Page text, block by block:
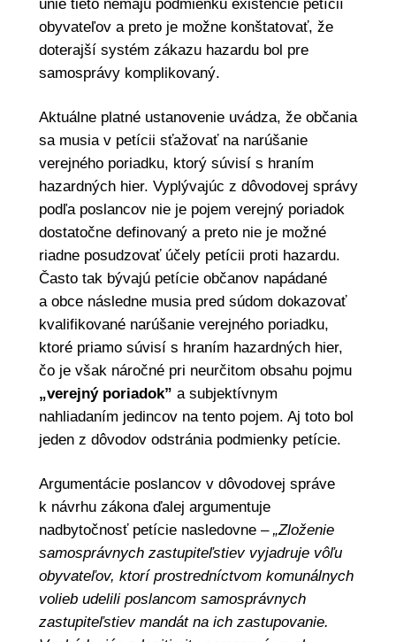
únie tieto nemajú podmienku existencie petícií
obyvateľov a preto je možne konštatovať, že
doterajší systém zákazu hazardu bol pre
samosprávy komplikovaný.
Aktuálne platné ustanovenie uvádza, že občania
sa musia v petícii sťažovať na narúšanie
verejného poriadku, ktorý súvisí s hraním
hazardných hier. Vyplývajúc z dôvodovej správy
podľa poslancov nie je pojem verejný poriadok
dostatočne definovaný a preto nie je možné
riadne posudzovať účely petícii proti hazardu.
Často tak bývajú petície občanov napádané
a obce následne musia pred súdom dokazovať
kvalifikované narúšanie verejného poriadku,
ktoré priamo súvisí s hraním hazardných hier,
čo je však náročné pri neurčitom obsahu pojmu
„verejný poriadok” a subjektívnym
nahliadaním jedincov na tento pojem. Aj toto bol
jeden z dôvodov odstránia podmienky petície.
Argumentácie poslancov v dôvodovej správe
k návrhu zákona ďalej argumentuje
nadbytočnosť petície nasledovne – „Zloženie
samosprávnych zastupiteľstiev vyjadruje vôľu
obyvateľov, ktorí prostredníctvom komunálnych
volieb udelili poslancom samosprávnych
zastupiteľstiev mandát na ich zastupovanie.